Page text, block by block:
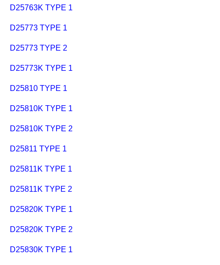
D25763K TYPE 1
D25773 TYPE 1
D25773 TYPE 2
D25773K TYPE 1
D25810 TYPE 1
D25810K TYPE 1
D25810K TYPE 2
D25811 TYPE 1
D25811K TYPE 1
D25811K TYPE 2
D25820K TYPE 1
D25820K TYPE 2
D25830K TYPE 1